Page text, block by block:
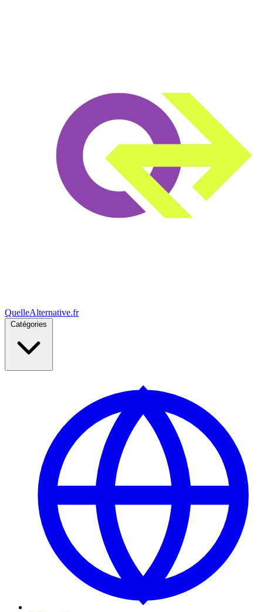
QuelleAlternative.fr